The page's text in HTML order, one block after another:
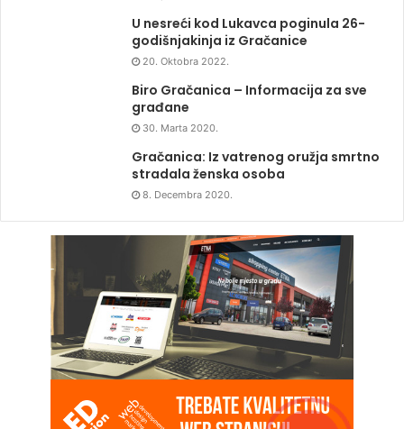
U nesreći kod Lukavca poginula 26-
godišnjakinja iz Gračanice
20. Oktobra 2022.
Biro Gračanica – Informacija za sve
građane
30. Marta 2020.
Gračanica: Iz vatrenog oružja smrtno
stradala ženska osoba
8. Decembra 2020.